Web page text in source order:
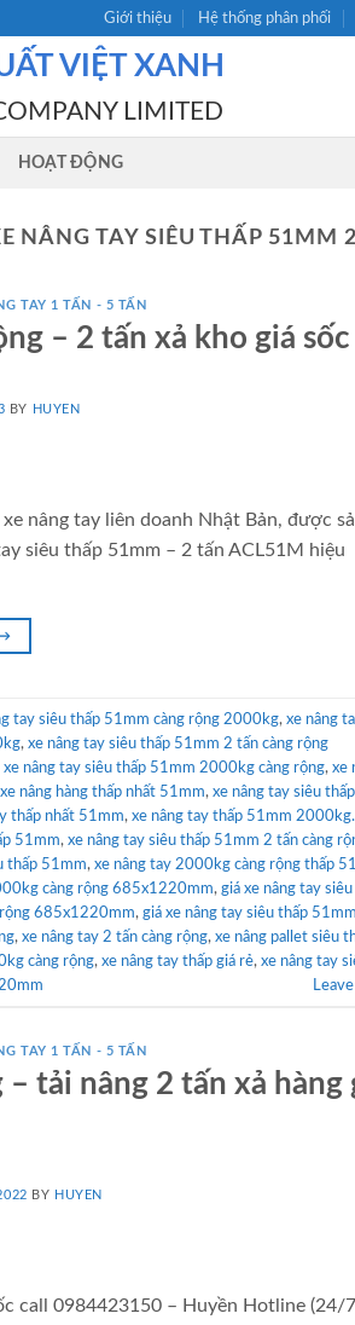
Giới thiệu Hệ thống phân phối
VIỆT XANH
LIMITED
HOẠT ĐỘNG
NÂNG TAY SIÊU THẤP 51MM
TAY 1 TẤN - 5 TẤN
– 2 tấn xả kho giá sốc
BY HUYEN
nâng tay liên doanh Nhật Bản, được
siêu thấp 51mm – 2 tấn ACL51M hiệu
tay siêu thấp 51mm càng rộng 2000kg, xe nâng
, xe nâng tay siêu thấp 51mm 2 tấn càng rộng
xe nâng tay siêu thấp 51mm 2000kg càng rộng, xe
xe nâng hàng thấp nhất 51mm, xe nâng tay siêu
thấp nhất 51mm, xe nâng tay thấp 51mm 2000kg.
51mm, xe nâng tay siêu thấp 51mm 2 tấn càng
thấp 51mm, xe nâng tay 2000kg càng rộng thấp
càng rộng 685x1220mm, giá xe nâng tay
685x1220mm, giá xe nâng tay siêu thấp 51mm
, xe nâng tay 2 tấn càng rộng, xe nâng pallet siêu
càng rộng, xe nâng tay thấp giá rẻ, xe nâng tay
TAY 1 TẤN - 5 TẤN
tải nâng 2 tấn xả hàng
BY HUYEN
call 0984423150 – Huyền Hotline (24/